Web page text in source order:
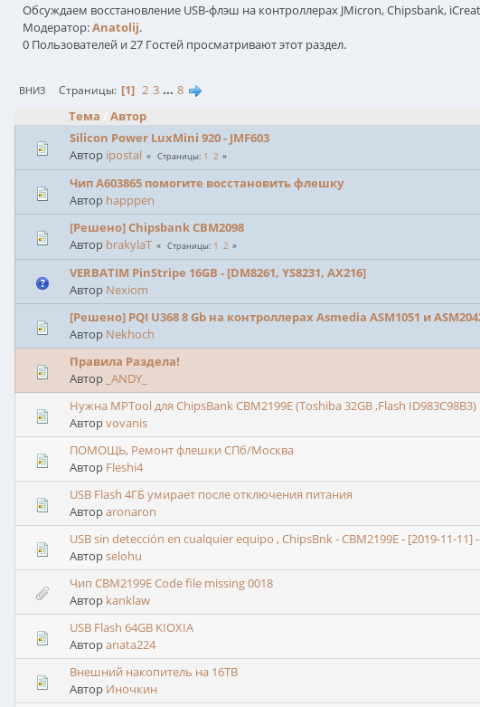
Обсуждаем восстановление USB-флэш на контроллерах JMicron, Chipsbank,
Модератор:Anatolij.
0 Пользователей и 27 Гостей просматривают этот раздел.
ВНИЗ Страницы 1 2 3 ... 8
Тема
Автор
Silicon Power LuxMini 920 - JMF603
Автор ipostal Страницы 1 2
Чип A603865 помогите восстановить флешку
Автор happpen
[Решено] Chipsbank CBM2098
Автор brakylaT Страницы 1 2
VERBATIM PinStripe 16GB - [DM8261, YS8231, AX216]
Автор Nexiom
[Решено] PQI U368 8 Gb на контроллерах Asmedia ASM1051 и
Автор Nekhoch
Правила Раздела!
Автор _ANDY_
Нужна MPTool для ChipsBank CBM2199E (Toshiba 32GB ,Flash ID983C98B3)
Авторvovanis
ПОМОЩЬ, Ремонт флешки СПб/Москва
Автор Fleshi4
USB Flash 4ГБ умирает после отключения питания
Авторaronaron
USB sin detección en cualquier equipo , ChipsBnk - CBM2199E - [2019-11-11]
Авторselohu
Чип CBM2199E Code file missing 0018
Автор kanklaw
USB Flash 64GB KIOXIA
Авторanata224
Внешний накопитель на 16TB
Автор Иночкин